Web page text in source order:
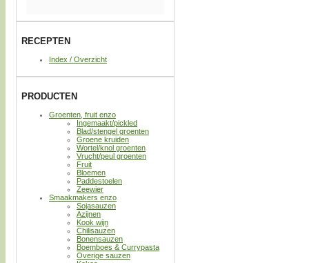
RECEPTEN
Index / Overzicht
PRODUCTEN
Groenten, fruit enzo
Ingemaakt/pickled
Blad/stengel groenten
Groene kruiden
Wortel/knol groenten
Vrucht/peul groenten
Fruit
Bloemen
Paddestoelen
Zeewier
Smaakmakers enzo
Sojasauzen
Azijnen
Kook wijn
Chilisauzen
Bonensauzen
Boemboes & Currypasta
Overige sauzen